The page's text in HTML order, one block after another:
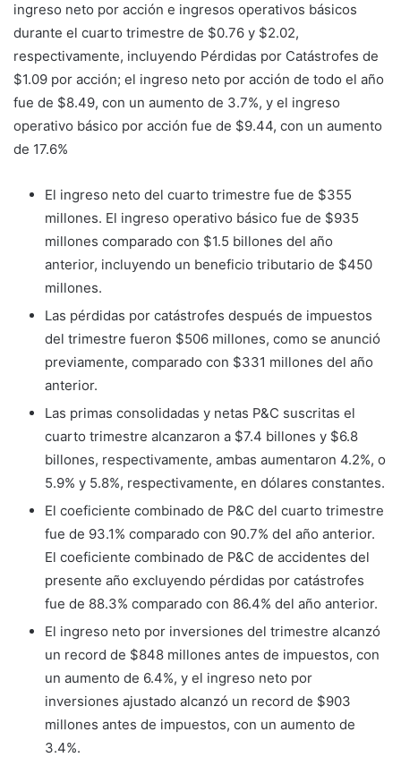
ingreso neto por acción e ingresos operativos básicos
durante el cuarto trimestre de $0.76 y $2.02,
respectivamente, incluyendo Pérdidas por Catástrofes de
$1.09 por acción; el ingreso neto por acción de todo el año
fue de $8.49, con un aumento de 3.7%, y el ingreso
operativo básico por acción fue de $9.44, con un aumento
de 17.6%
El ingreso neto del cuarto trimestre fue de $355
millones. El ingreso operativo básico fue de $935
millones comparado con $1.5 billones del año
anterior, incluyendo un beneficio tributario de $450
millones.
Las pérdidas por catástrofes después de impuestos
del trimestre fueron $506 millones, como se anunció
previamente, comparado con $331 millones del año
anterior.
Las primas consolidadas y netas P&C suscritas el
cuarto trimestre alcanzaron a $7.4 billones y $6.8
billones, respectivamente, ambas aumentaron 4.2%, o
5.9% y 5.8%, respectivamente, en dólares constantes.
El coeficiente combinado de P&C del cuarto trimestre
fue de 93.1% comparado con 90.7% del año anterior.
El coeficiente combinado de P&C de accidentes del
presente año excluyendo pérdidas por catástrofes
fue de 88.3% comparado con 86.4% del año anterior.
El ingreso neto por inversiones del trimestre alcanzó
un record de $848 millones antes de impuestos, con
un aumento de 6.4%, y el ingreso neto por
inversiones ajustado alcanzó un record de $903
millones antes de impuestos, con un aumento de
3.4%.